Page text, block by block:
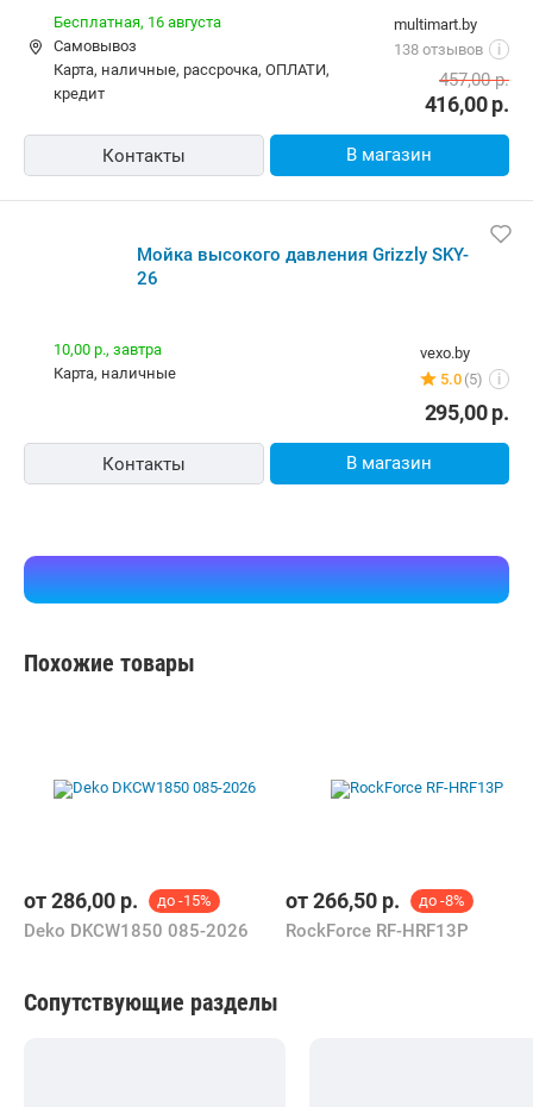
multimart.by
138 отзывов
i
Бесплатная, 16 августа
Самовывоз
карта, наличные, рассрочка, ОПЛАТИ,
кредит
416,00р.
457,00р.
Контакты В магазин
Мойка высокого давления Grizzly SKY-
26
vexo.by
5.0 (5) i
10,00 р., завтра
карта, наличные
295,00р.
Контакты В магазин
Похожие товары
от286,00 р. до -15%
Deko DKCW1850 085-2026
от266,50 р. до -8%
RockForce RF-HRF13P
Сопутствующие разделы